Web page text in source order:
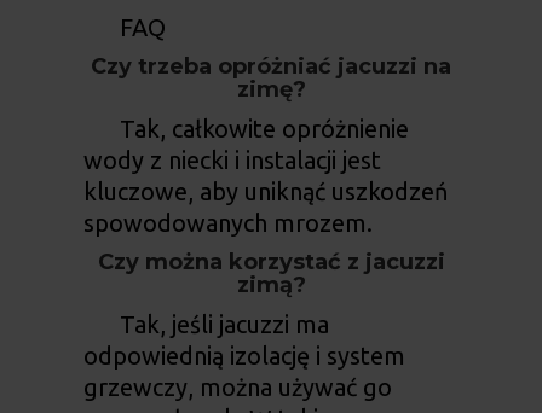
FAQ
Czy trzeba opróżniać jacuzzi na
zimę?
Tak, całkowite opróżnienie
wody z niecki i instalacji jest
kluczowe, aby uniknąć uszkodzeń
spowodowanych mrozem.
Czy można korzystać z jacuzzi
zimą?
Tak, jeśli jacuzzi ma
odpowiednią izolację i system
grzewczy, można używać go